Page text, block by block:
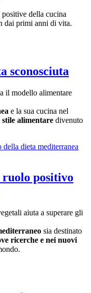
della cucina
dai primi anni di vita.
sconosciuta
il modello alimentare
e la sua cucina nel
stile alimentare divenuto
positivo
aiuta a superare gli
sia destinato
ricerche e nei nuovi